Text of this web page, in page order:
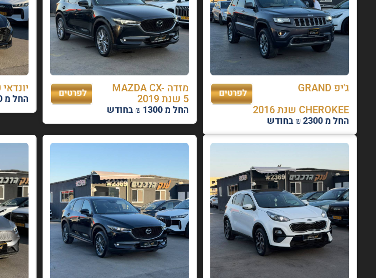
ג'יפ GRAND
CHEROKEE שנת 2016
החל מ 2300 ₪ בחודש
מזדה MAZDA CX-
5 שנת 2019
החל מ 1300 ₪ בחודש
יונדאי I20 שנת 2023
החל מ 950 ₪ בחודש